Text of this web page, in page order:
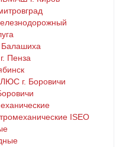
Пенза
г. Боровичи
ISEO